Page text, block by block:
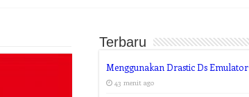
Terbaru
Menggunakan Drastic Ds Emulator
43 menit ago